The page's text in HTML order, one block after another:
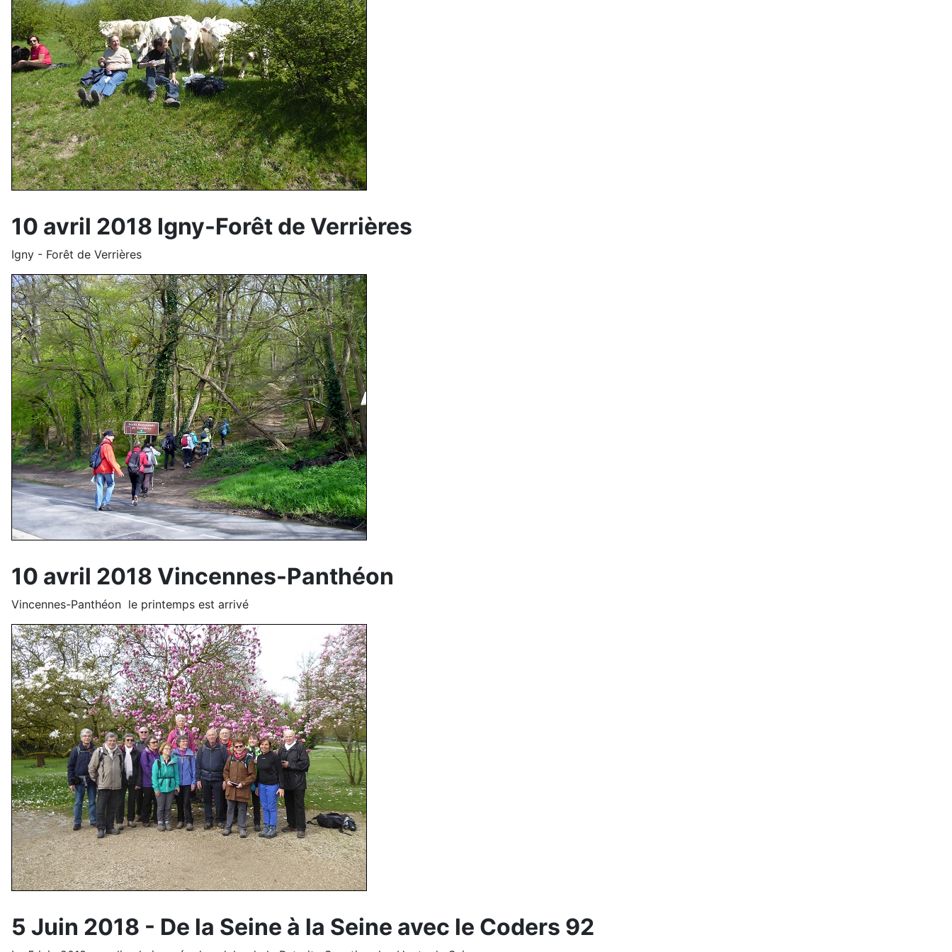
10 avril 2018 Igny-Forêt de Verrières
Igny - Forêt de Verrières
10 avril 2018 Vincennes-Panthéon
Vincennes-Panthéon le printemps est arrivé
5 Juin 2018 - De la Seine à la Seine avec le Coders 92